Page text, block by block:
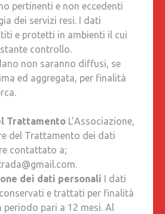
pertinenti e non eccedenti
dei servizi resi. I dati
e protetti in ambienti il cui
controllo.
non saranno diffusi, se
ed aggregata, per finalità
Trattamento L’Associazione,
del Trattamento dei dati
contattato a;
dei dati personali I dati
e trattati per finalità
periodo pari a 12 mesi. Al